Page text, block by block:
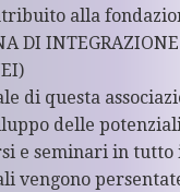
alla
DI
di questa
delle
e seminari in
vengono